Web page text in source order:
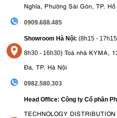
Nghĩa, Phường Sài Gòn, TP.
0909.688.485
Showroom Hà Nội: (8h15 -
8h30 - 16h30) Toà nhà KYMA,
Đa, TP. Hà Nội
0982.580.303
Head Office: Công ty Cổ phần
TECHNOLOGY